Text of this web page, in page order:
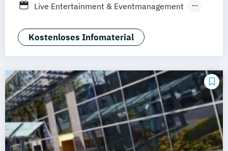
Hannover Dortmund Erfurt Stuttgart
Braunschweig
Live Entertainment & Eventmanagement
Kostenloses Infomaterial